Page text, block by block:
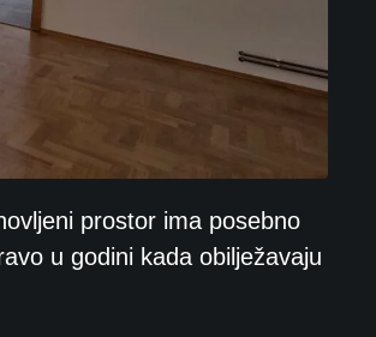
prostor ima posebno
u godini kada obilježavaju